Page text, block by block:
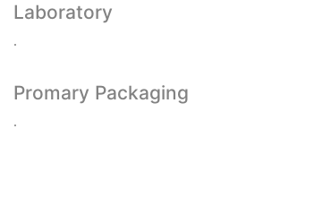
Laboratory
.
Promary Packaging
.